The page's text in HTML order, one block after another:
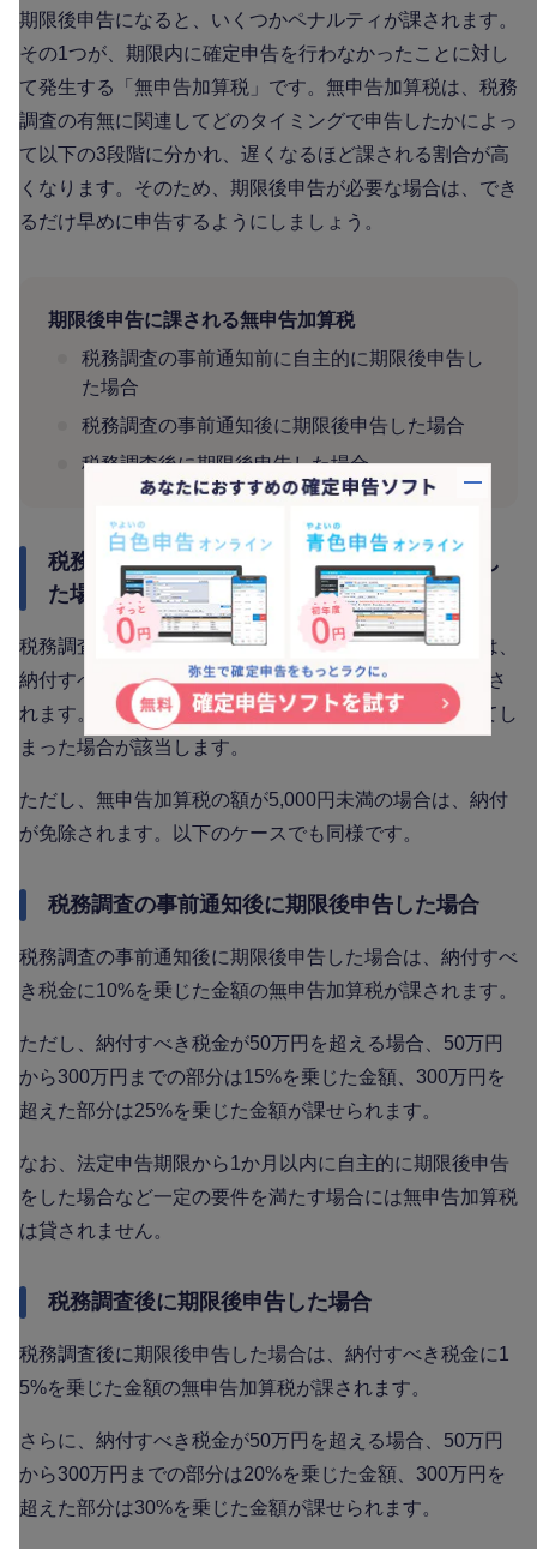
期限後申告になると、いくつかペナルティが課されます。
その1つが、期限内に確定申告を行わなかったことに対し
て発生する「無申告加算税」です。無申告加算税は、税務
調査の有無に関連してどのタイミングで申告したかによっ
て以下の3段階に分かれ、遅くなるほど課される割合が高
くなります。そのため、期限後申告が必要な場合は、でき
るだけ早めに申告するようにしましょう。
期限後申告に課される無申告加算税
税務調査の事前通知前に自主的に期限後申告し
た場合
税務調査の事前通知後に期限後申告した場合
税務調査後に期限後申告した場合
税務調査の事前通知前に自主的に期限後申告し
た場合
税務調査の事前通知前に自主的に期限後申告した場合は、
納付すべき税金に5%を乗じた金額の無申告加算税が課さ
れます。税務調査などは関係なく、単純に申告が遅れてし
まった場合が該当します。
ただし、無申告加算税の額が5,000円未満の場合は、納付
が免除されます。以下のケースでも同様です。
税務調査の事前通知後に期限後申告した場合
税務調査の事前通知後に期限後申告した場合は、納付すべ
き税金に10%を乗じた金額の無申告加算税が課されます。
ただし、納付すべき税金が50万円を超える場合、50万円
から300万円までの部分は15%を乗じた金額、300万円を
超えた部分は25%を乗じた金額が課せられます。
なお、法定申告期限から1か月以内に自主的に期限後申告
をした場合など一定の要件を満たす場合には無申告加算税
は貸されません。
税務調査後に期限後申告した場合
税務調査後に期限後申告した場合は、納付すべき税金に1
5%を乗じた金額の無申告加算税が課されます。
さらに、納付すべき税金が50万円を超える場合、50万円
から300万円までの部分は20%を乗じた金額、300万円を
超えた部分は30%を乗じた金額が課せられます。